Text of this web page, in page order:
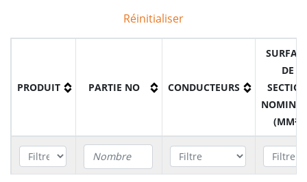
Réinitialiser
PRODUIT PARTIE NO CONDUCTEURS
DE
(MM²)